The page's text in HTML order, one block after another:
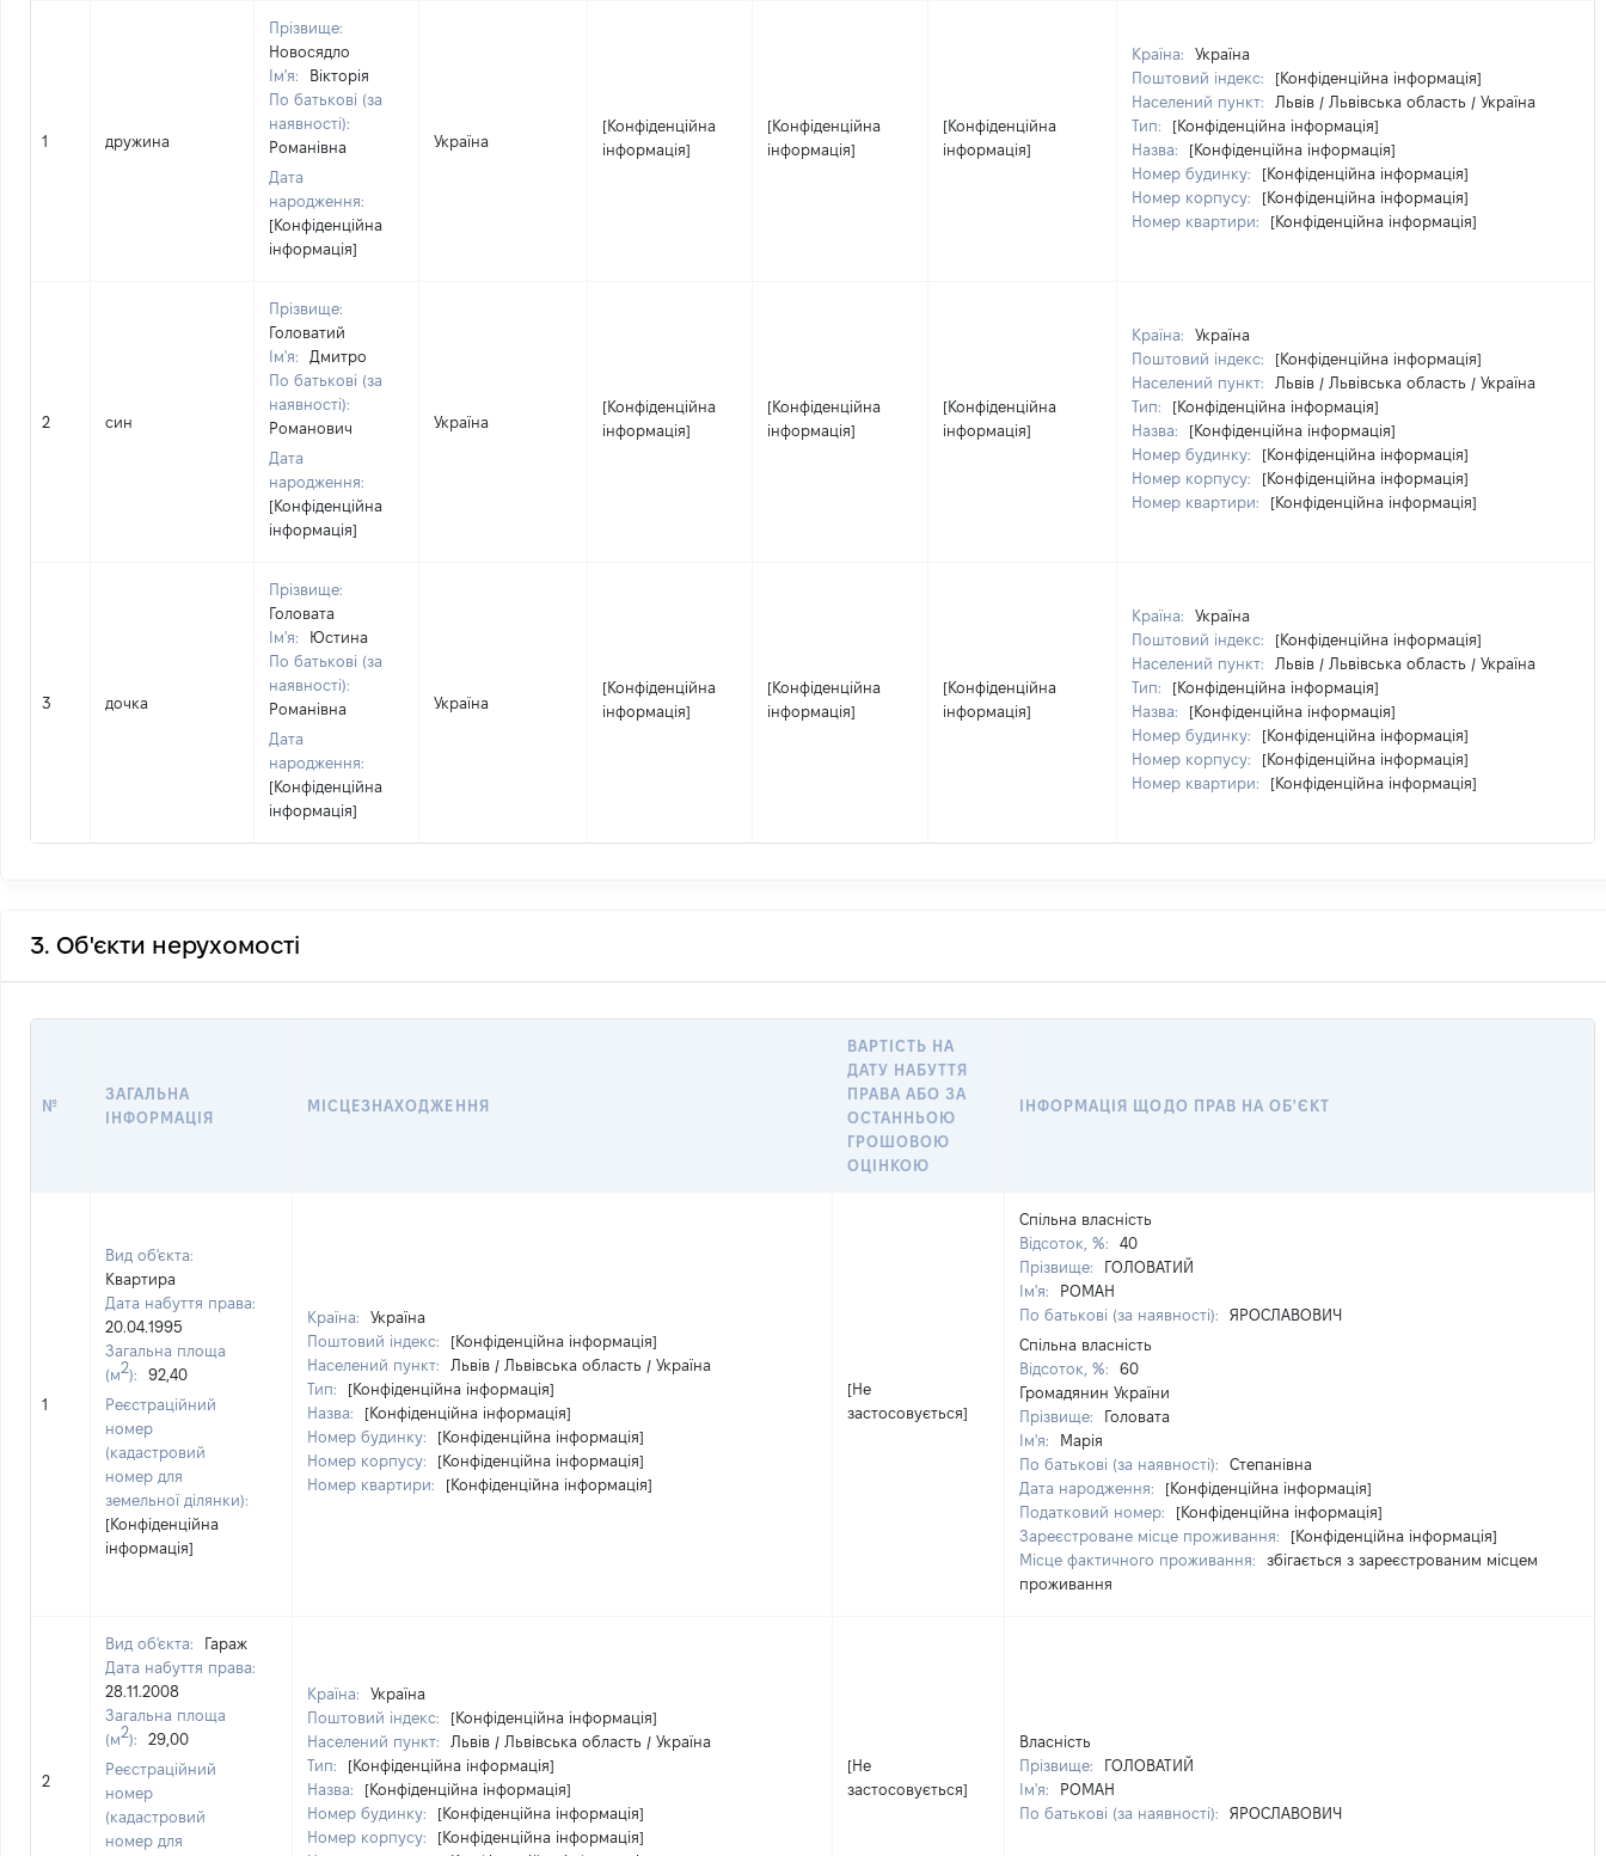
1 дружина
Прізвище:
Новосядло
Ім'я:
Вікторія
По батькові (за
наявності):
Романівна
Дата
народження:
[Конфіденційна
інформація]
Україна
[Конфіденційна
інформація]
[Конфіденційна
інформація]
[Конфіденційна
інформація]
Країна:
Україна
Поштовий індекс:
[Конфіденційна інформація]
Населений пункт:
Львів / Львівська область / Україна
Тип:
[Конфіденційна інформація]
Назва:
[Конфіденційна інформація]
Номер будинку:
[Конфіденційна інформація]
Номер корпусу:
[Конфіденційна інформація]
Номер квартири:
[Конфіденційна інформація]
2 син
Прізвище:
Головатий
Ім'я:
Дмитро
По батькові (за
наявності):
Романович
Дата
народження:
[Конфіденційна
інформація]
Україна
[Конфіденційна
інформація]
[Конфіденційна
інформація]
[Конфіденційна
інформація]
Країна:
Україна
Поштовий індекс:
[Конфіденційна інформація]
Населений пункт:
Львів / Львівська область / Україна
Тип:
[Конфіденційна інформація]
Назва:
[Конфіденційна інформація]
Номер будинку:
[Конфіденційна інформація]
Номер корпусу:
[Конфіденційна інформація]
Номер квартири:
[Конфіденційна інформація]
3 дочка
Прізвище:
Головата
Ім'я:
Юстина
По батькові (за
наявності):
Романівна
Дата
народження:
[Конфіденційна
інформація]
Україна
[Конфіденційна
інформація]
[Конфіденційна
інформація]
[Конфіденційна
інформація]
Країна:
Україна
Поштовий індекс:
[Конфіденційна інформація]
Населений пункт:
Львів / Львівська область / Україна
Тип:
[Конфіденційна інформація]
Назва:
[Конфіденційна інформація]
Номер будинку:
[Конфіденційна інформація]
Номер корпусу:
[Конфіденційна інформація]
Номер квартири:
[Конфіденційна інформація]
3. Об'єкти нерухомості
№
ЗАГАЛЬНА
ІНФОРМАЦІЯ
МІСЦЕЗНАХОДЖЕННЯ
ВАРТІСТЬ НА
ДАТУ НАБУТТЯ
ПРАВА АБО ЗА
ОСТАННЬОЮ
ГРОШОВОЮ
ОЦІНКОЮ
ІНФОРМАЦІЯ ЩОДО ПРАВ НА ОБ'ЄКТ
1
Вид об'єкта:
Квартира
Дата набуття права:
20.04.1995
Загальна площа
(м2):
92,40
Реєстраційний
номер
(кадастровий
номер для
земельної ділянки):
[Конфіденційна
інформація]
Країна:
Україна
Поштовий індекс:
[Конфіденційна інформація]
Населений пункт:
Львів / Львівська область / Україна
Тип:
[Конфіденційна інформація]
Назва:
[Конфіденційна інформація]
Номер будинку:
[Конфіденційна інформація]
Номер корпусу:
[Конфіденційна інформація]
Номер квартири:
[Конфіденційна інформація]
[Не
застосовується]
Спільна власність
Відсоток, %:
40
Прізвище:
ГОЛОВАТИЙ
Ім'я:
РОМАН
По батькові (за наявності):
ЯРОСЛАВОВИЧ
Спільна власність
Відсоток, %:
60
Громадянин України
Прізвище:
Головата
Ім'я:
Марія
По батькові (за наявності):
Степанівна
Дата народження:
[Конфіденційна інформація]
Податковий номер:
[Конфіденційна інформація]
Зареєстроване місце проживання:
[Конфіденційна інформація]
Місце фактичного проживання:
збігається з зареєстрованим місцем
проживання
2
Вид об'єкта:
Гараж
Дата набуття права:
28.11.2008
Загальна площа
(м2):
29,00
Реєстраційний
номер
(кадастровий
номер для
Країна:
Україна
Поштовий індекс:
[Конфіденційна інформація]
Населений пункт:
Львів / Львівська область / Україна
Тип:
[Конфіденційна інформація]
Назва:
[Конфіденційна інформація]
Номер будинку:
[Конфіденційна інформація]
Номер корпусу:
[Конфіденційна інформація]
[Не
застосовується]
Власність
Прізвище:
ГОЛОВАТИЙ
Ім'я:
РОМАН
По батькові (за наявності):
ЯРОСЛАВОВИЧ